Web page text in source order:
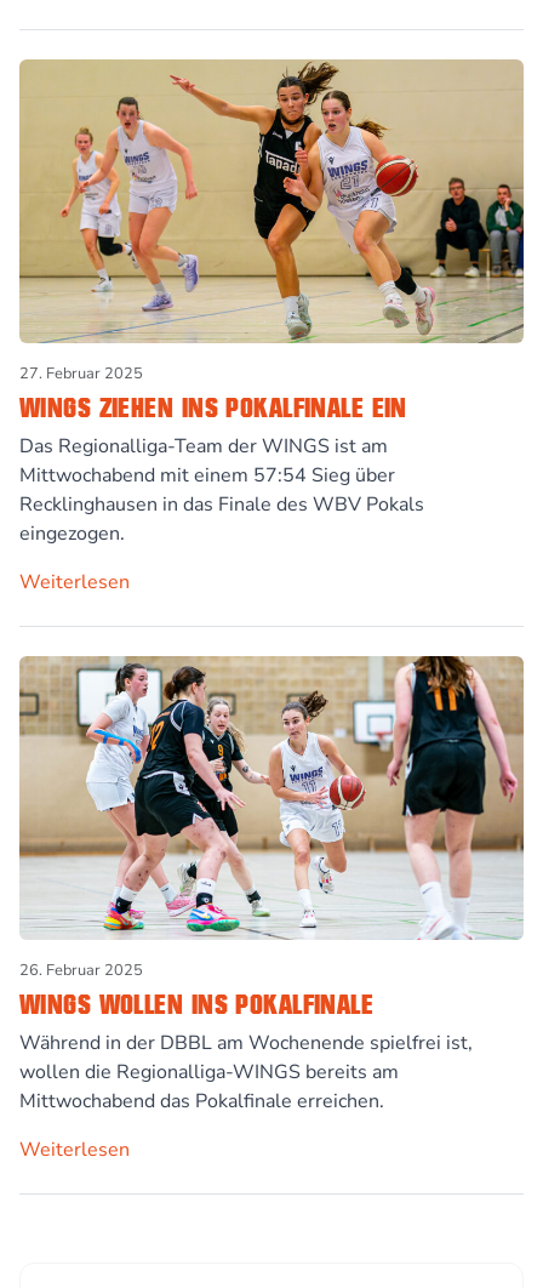
27. Februar 2025
WINGS ZIEHEN INS POKALFINALE EIN
Das Regionalliga-Team der WINGS ist am
Mittwochabend mit einem 57:54 Sieg über
Recklinghausen in das Finale des WBV Pokals
eingezogen.
Weiterlesen
26. Februar 2025
WINGS WOLLEN INS POKALFINALE
Während in der DBBL am Wochenende spielfrei ist,
wollen die Regionalliga-WINGS bereits am
Mittwochabend das Pokalfinale erreichen.
Weiterlesen